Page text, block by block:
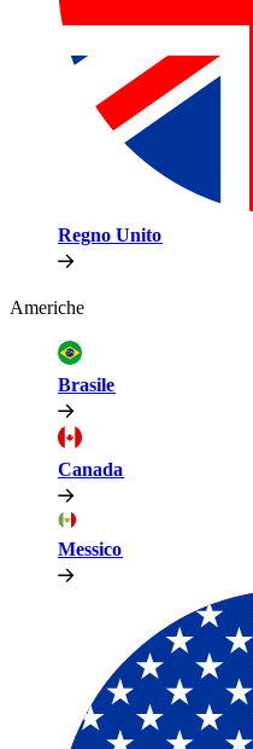
Regno Unito​​
Americhe​​
Brasile​​
Canada​​
Messico​​